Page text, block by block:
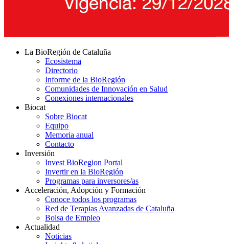
La BioRegión de Cataluña
Ecosistema
Directorio
Informe de la BioRegión
Comunidades de Innovación en Salud
Conexiones internacionales
Biocat
Sobre Biocat
Equipo
Memoria anual
Contacto
Inversión
Invest BioRegion Portal
Invertir en la BioRegión
Programas para inversores/as
Acceleración, Adopción y Formación
Conoce todos los programas
Red de Terapias Avanzadas de Cataluña
Bolsa de Empleo
Actualidad
Noticias